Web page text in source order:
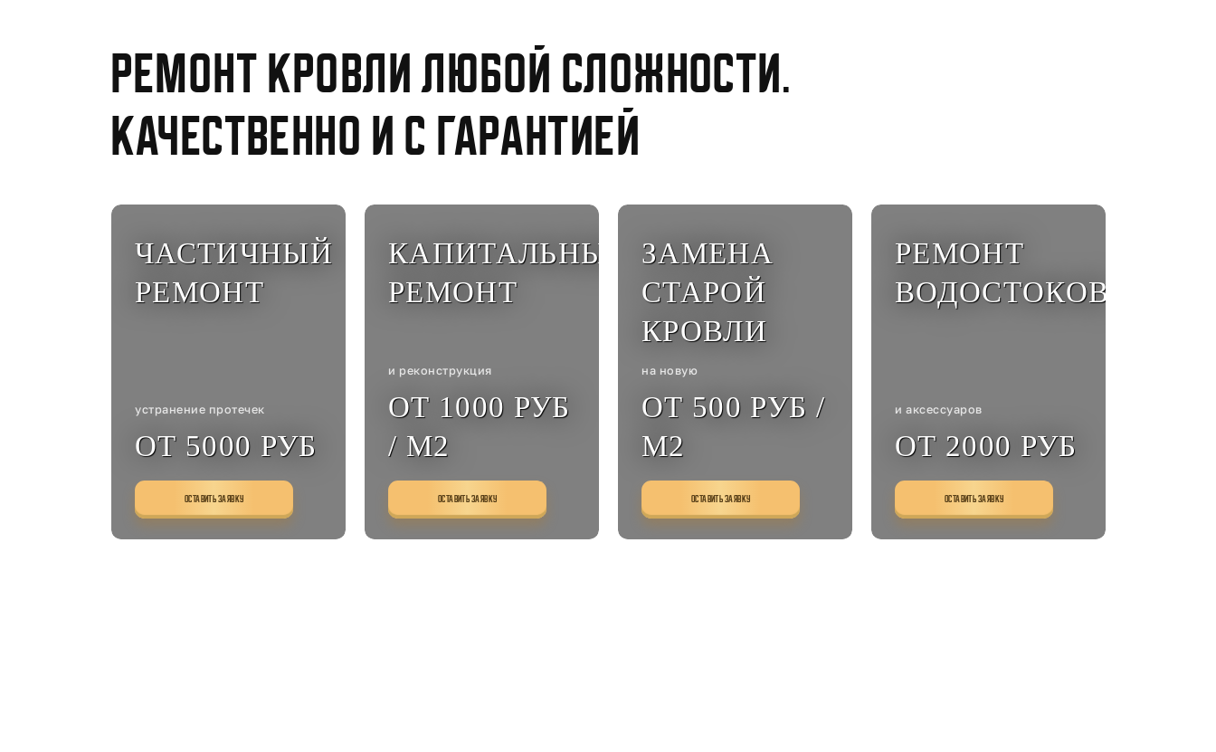
Ремонт кровли любой сложности.
Качественно и с гарантией
ЧАСТИЧНЫЙ
РЕМОНТ
устранение протечек
ОТ 5000 РУБ
ОСТАВИТЬ ЗАЯВКУ
КАПИТАЛЬНЫЙ
РЕМОНТ
и реконструкция
ОТ 1000 РУБ
/ М2
ОСТАВИТЬ ЗАЯВКУ
ЗАМЕНА
СТАРОЙ
КРОВЛИ
на новую
ОТ 500 РУБ /
М2
ОСТАВИТЬ ЗАЯВКУ
РЕМОНТ
ВОДОСТОКОВ
и аксессуаров
ОТ 2000 РУБ
ОСТАВИТЬ ЗАЯВКУ